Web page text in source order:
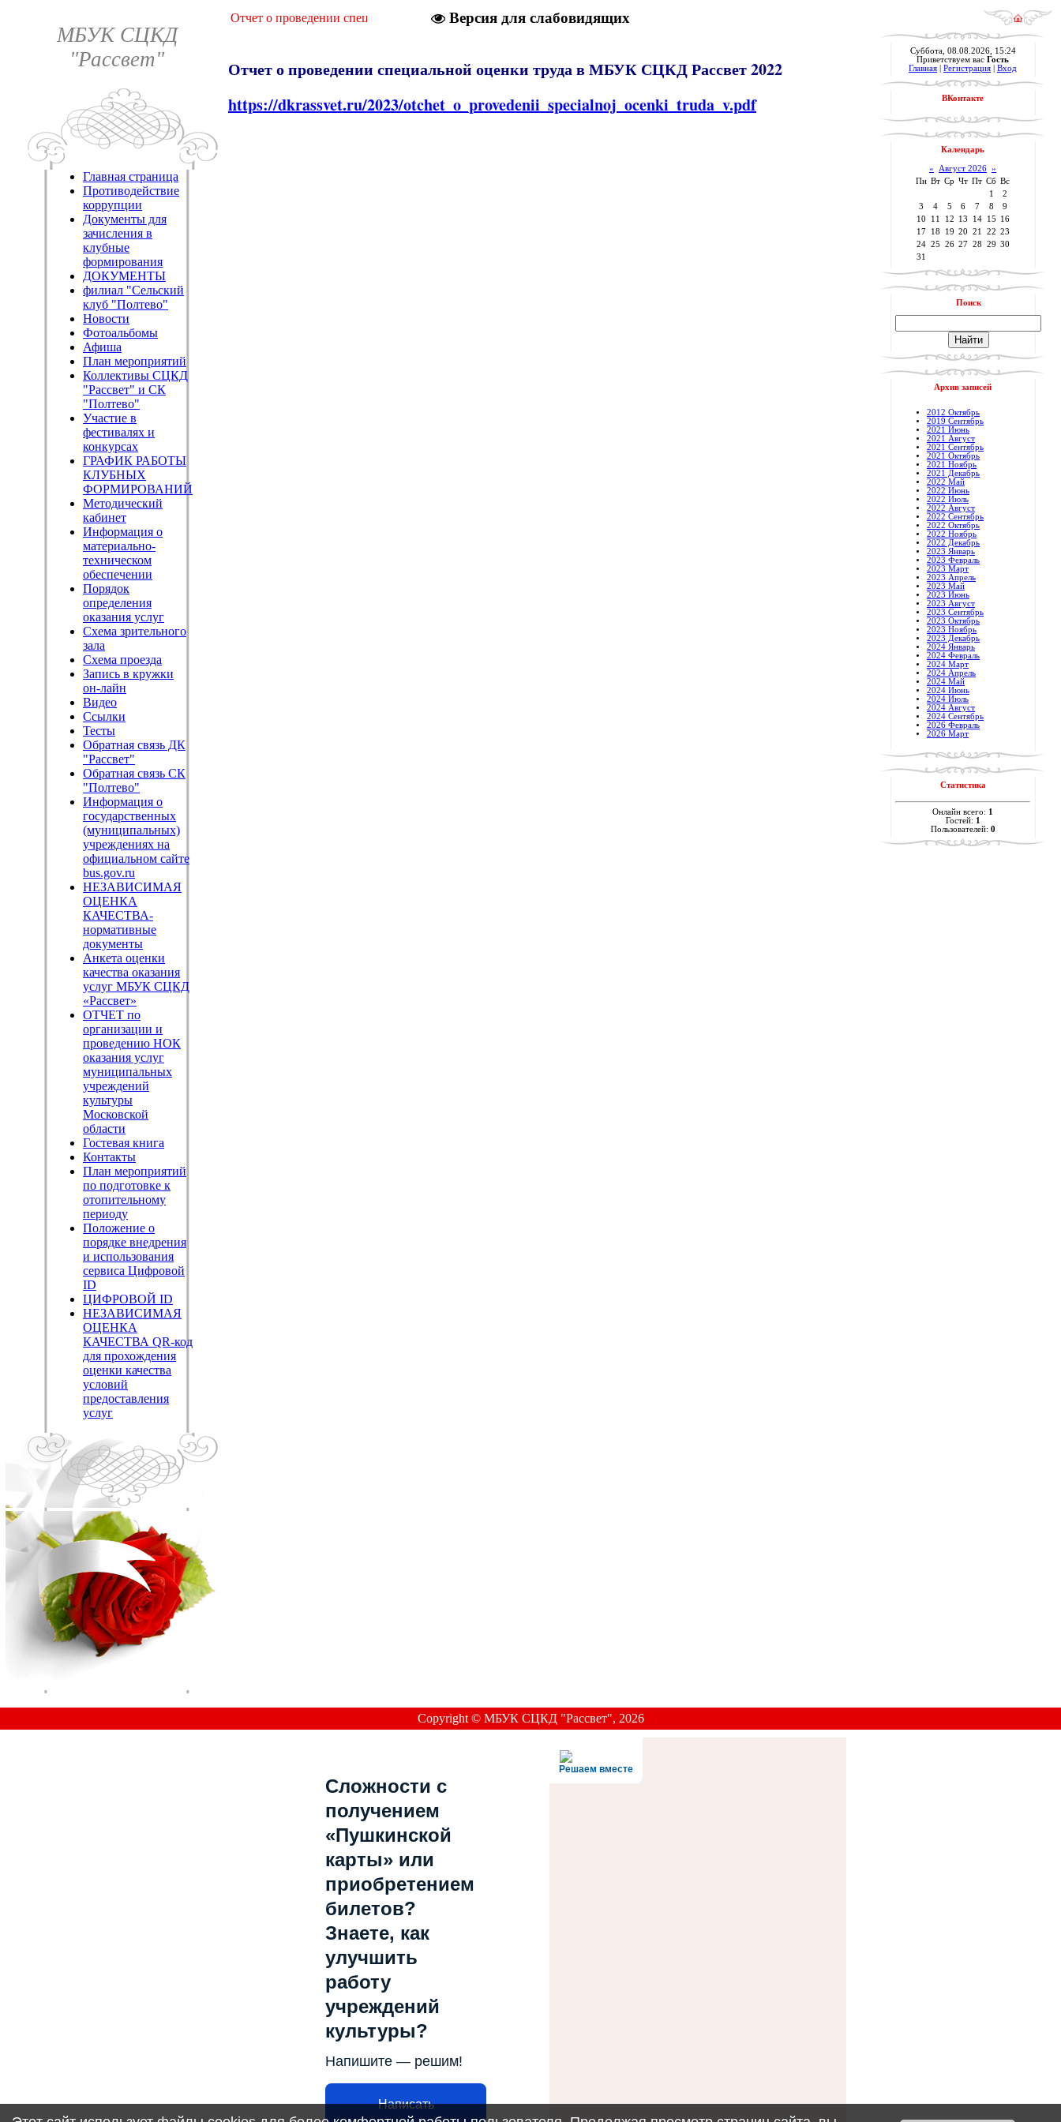
Версия для слабовидящих
МБУК СЦКД
"Рассвет"
Главная страница
Противодействие
коррупции
Документы для
зачисления в
клубные
формирования
ДОКУМЕНТЫ
филиал "Сельский
клуб "Полтево"
Новости
Фотоальбомы
Афиша
План мероприятий
Коллективы СЦКД
"Рассвет" и СК
"Полтево"
Участие в
фестивалях и
конкурсах
ГРАФИК РАБОТЫ
КЛУБНЫХ
ФОРМИРОВАНИЙ
Методический
кабинет
Информация о
материально-
техническом
обеспечении
Порядок
определения
оказания услуг
Схема зрительного
зала
Схема проезда
Запись в кружки
он-лайн
Видео
Ссылки
Тесты
Обратная связь ДК
"Рассвет"
Обратная связь СК
"Полтево"
Информация о
государственных
(муниципальных)
учреждениях на
официальном сайте
bus.gov.ru
НЕЗАВИСИМАЯ
ОЦЕНКА
КАЧЕСТВА-
нормативные
документы
Анкета оценки
качества оказания
услуг МБУК СЦКД
«Рассвет»
ОТЧЕТ по
организации и
проведению НОК
оказания услуг
муниципальных
учреждений
культуры
Московской
области
Гостевая книга
Контакты
План мероприятий
по подготовке к
отопительному
периоду
Положение о
порядке внедрения
и использования
сервиса Цифровой
ID
ЦИФРОВОЙ ID
НЕЗАВИСИМАЯ
ОЦЕНКА
КАЧЕСТВА QR-код
для прохождения
оценки качества
условий
предоставления
услуг
Отчет о проведении специальной оценки условий труда
Отчет о проведении специальной оценки труда в МБУК СЦКД Рассвет 2022
https://dkrassvet.ru/2023/otchet_o_provedenii_specialnoj_ocenki_truda_v.pdf
Суббота, 08.08.2026, 15:24
Приветствуем вас Гость
Главная
Регистрация Вход
ВКонтакте
Календарь
« Август 2026 »
Пн Вт Ср Чт Пт Сб Вс
1
2
3
4 5 6 7 8
9
10
11 12 13 14 15
16
17
18 19 20 21 22 23
24 25 26 27 28 29 30
31
Поиск
Архив записей
2012 Октябрь
2019 Сентябрь
2021 Июнь
2021 Август
2021 Сентябрь
2021 Октябрь
2021 Ноябрь
2021 Декабрь
2022 Май
2022 Июнь
2022 Июль
2022 Август
2022 Сентябрь
2022 Октябрь
2022 Ноябрь
2022 Декабрь
2023 Январь
2023 Февраль
2023 Март
2023 Апрель
2023 Май
2023 Июнь
2023 Август
2023 Сентябрь
2023 Октябрь
2023 Ноябрь
2023 Декабрь
2024 Январь
2024 Февраль
2024 Март
2024 Апрель
2024 Май
2024 Июнь
2024 Июль
2024 Август
2024 Сентябрь
2026 Февраль
2026 Март
Статистика
Онлайн всего: 1
Гостей: 1
Пользователей: 0
Copyright © МБУК СЦКД "Рассвет", 2026
Решаем вместе
Сложности с
получением
«Пушкинской
карты» или
приобретением
билетов?
Знаете, как
улучшить
работу
учреждений
культуры?
Напишите — решим!
Написать